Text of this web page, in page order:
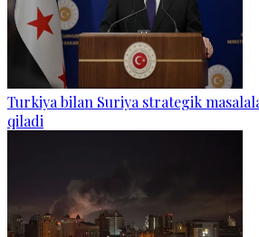
Turkiya bilan Suriya strategik
qiladi